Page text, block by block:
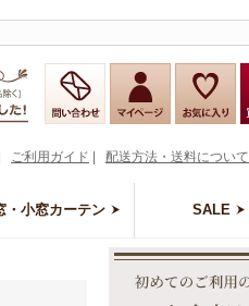
配送方法・送料について
ご利用ガイド
・小窓カーテン SALE